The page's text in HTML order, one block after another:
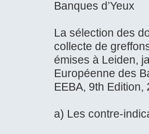
Banques d’Yeux
La sélection des
collecte de
émises à Leiden,
Européenne des
EEBA, 9th Edition,
a) Les contre-